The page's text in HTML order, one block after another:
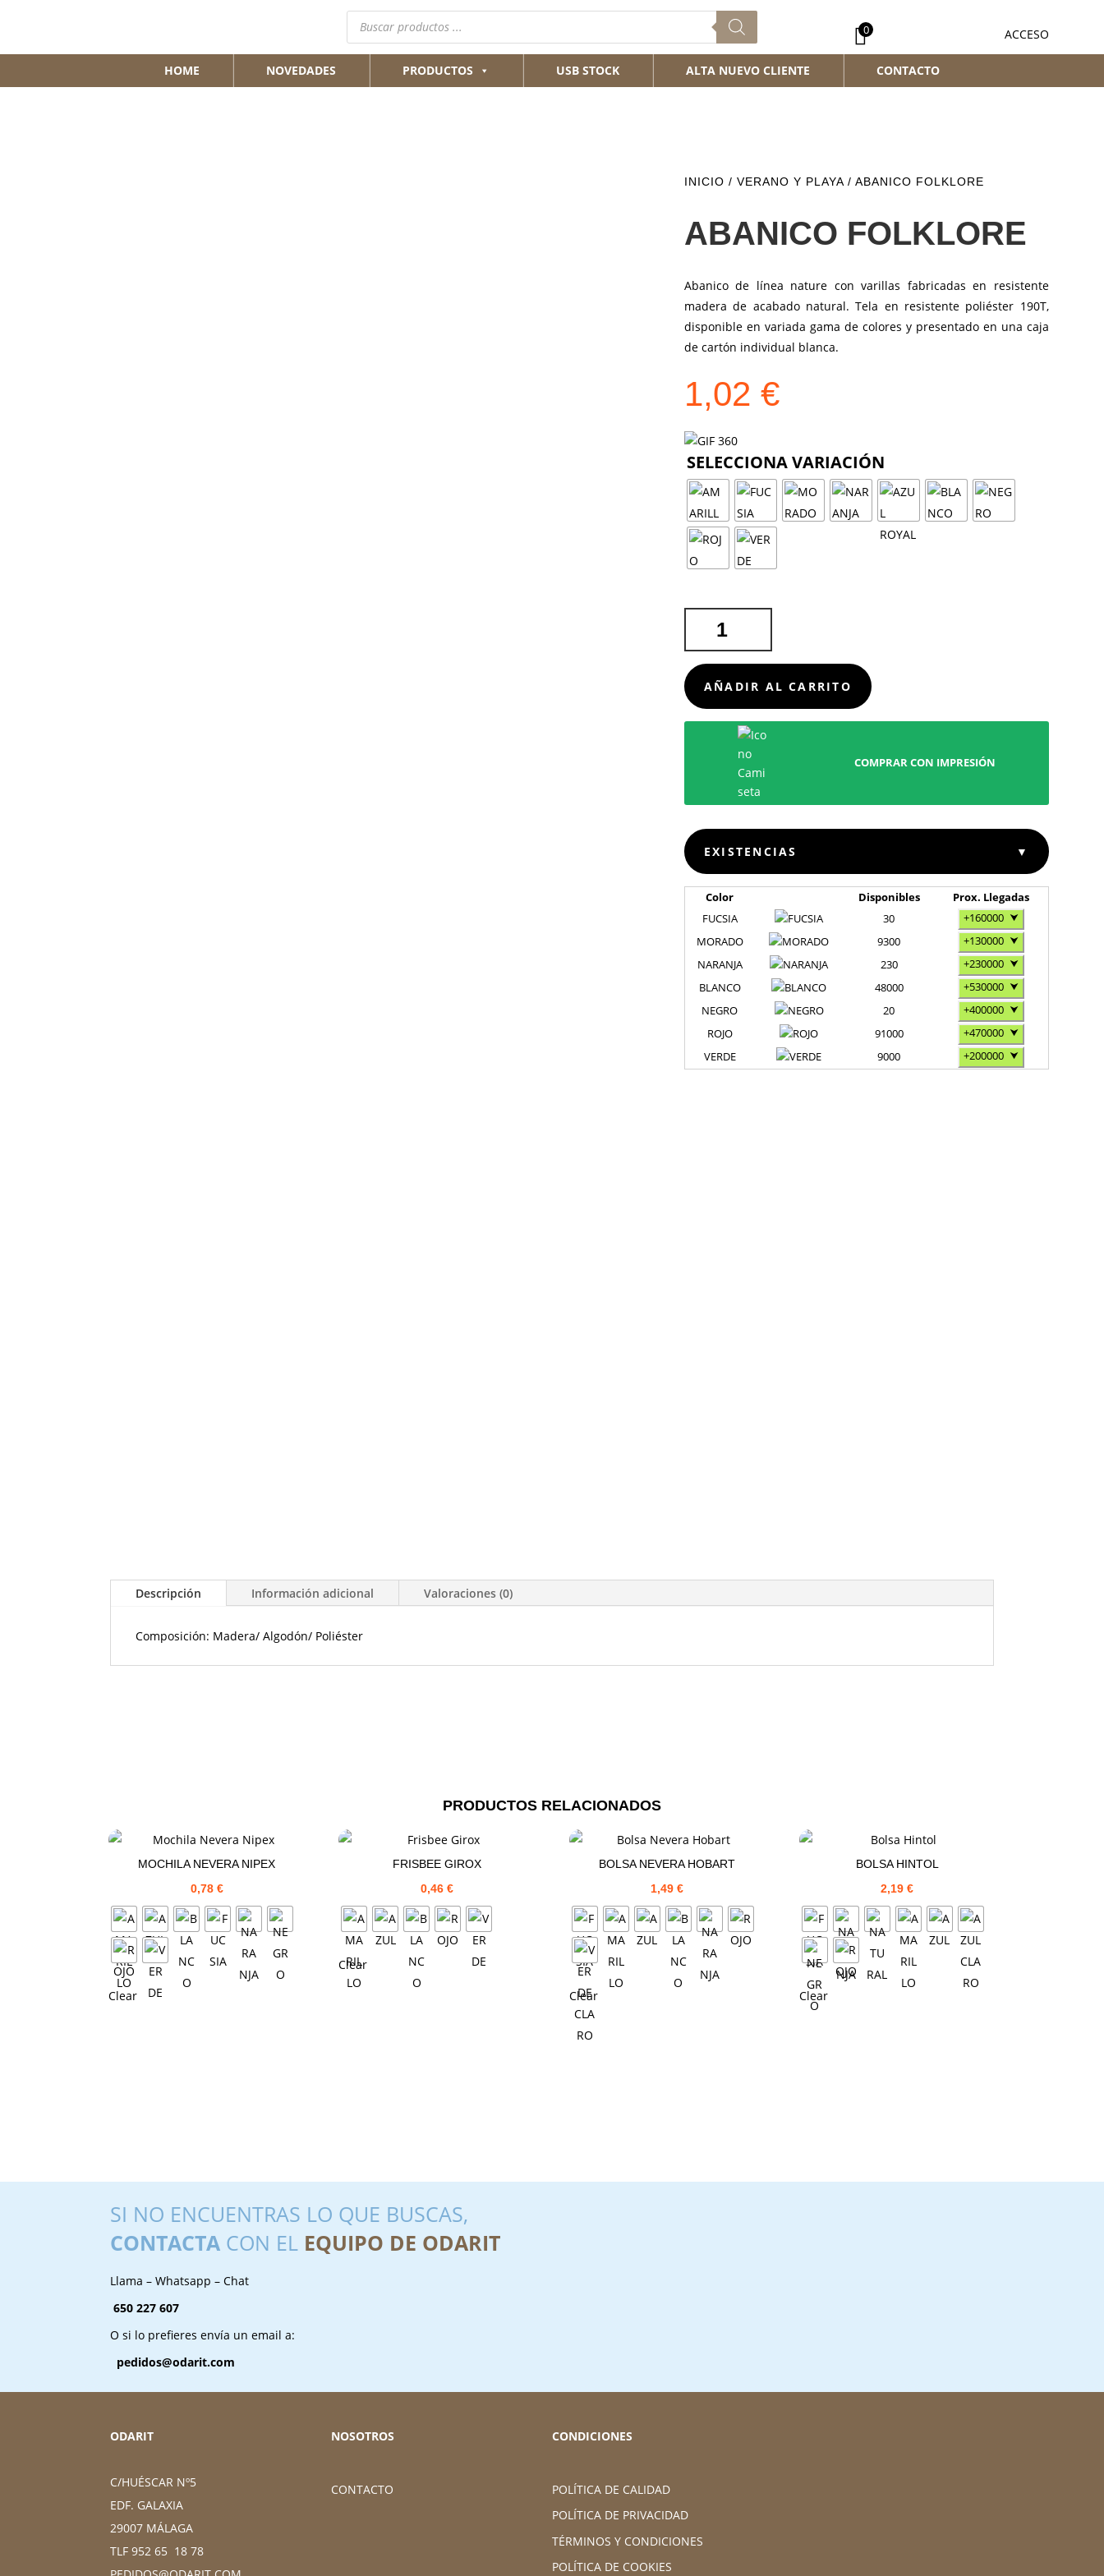
Búsqueda
productos ACCESO
0
HOME NOVEDADES PRODUCTOS USB STOCK ALTA NUEVO CLIENTE CONTACTO
INICIO / VERANO Y PLAYA/ ABANICO FOLKLORE
ABANICO FOLKLORE
Abanico de línea nature con varillas fabricadas en resistente
madera de acabado natural. Tela en resistente poliéster 190T,
disponible en variada gama de colores y presentado en una caja
de cartón individual blanca.
1,02 €
FOLKLORE
CANTIDAD
AÑADIR AL CARRITO
COMPRAR CON IMPRESIÓN
EXISTENCIAS ▼
Color Disponibles
Prox. Llegadas
FUCSIA
30 +160000 ⮟
MORADO
9300 +130000 ⮟
NARANJA
230 +230000 ⮟
BLANCO
48000 +530000 ⮟
NEGRO
20 +400000 ⮟
ROJO
91000 +470000 ⮟
VERDE
9000 +200000 ⮟
Descripción Información adicional Valoraciones (0)
Composición: Madera/ Algodón/ Poliéster
PRODUCTOS RELACIONADOS
MOCHILA NEVERA NIPEX
0,78 €
Clear
FRISBEE GIROX
0,46 €
Clear
BOLSA NEVERA HOBART
1,49€
Clear
BOLSA HINTOL
2,19€
Clear
SI NO ENCUENTRAS LO QUE BUSCAS,
CONTACTA CON EL EQUIPO DE ODARIT
Llama – Whatsapp – Chat
650 227 607
O si lo prefieres envía un email a:
pedidos@odarit.com
ODARIT
C/HUÉSCAR Nº5
EDF. GALAXIA
29007 MÁLAGA
TLF 952 65 18 78
NOSOTROS
CONTACTO
CONDICIONES
POLÍTICA DE CALIDAD
POLÍTICA DE PRIVACIDAD
TÉRMINOS Y CONDICIONES
POLÍTICA DE COOKIES